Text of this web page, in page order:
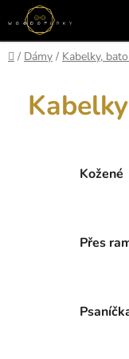
Přejít
na
obsah
Domů
/ Dámy / Kabelky,
Kožené
Přes